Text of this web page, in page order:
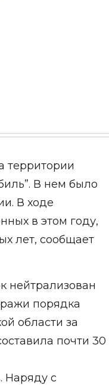
территории
В нем было
В ходе
в этом году,
лет, сообщает
нейтрализован
порядка
области за
почти 30
Наряду с